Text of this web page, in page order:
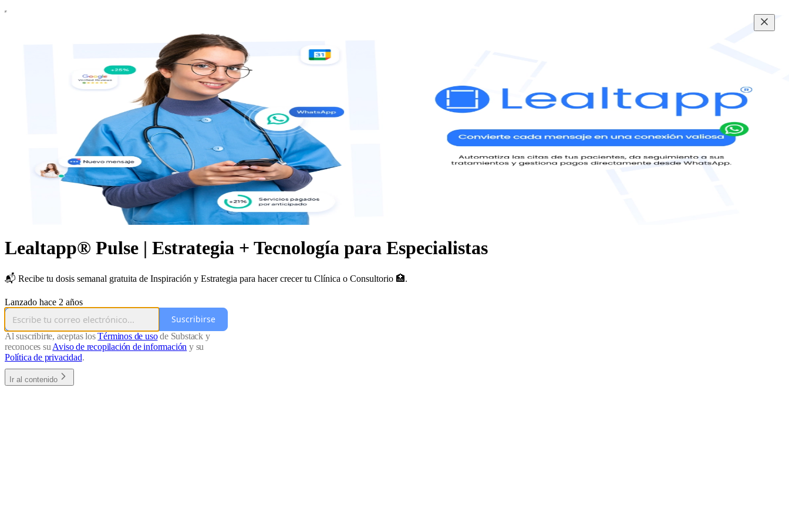
Lealtapp® Pulse | Estrategia + Tecnología para Especialistas
📬 Recibe tu dosis semanal gratuita de Inspiración y Estrategia para hacer crecer tu Clínica o Consultorio 🏥.
Lanzado hace 2 años
Suscribirse
Al suscribirte, aceptas losTérminos de usode Substack y
reconoces su Aviso de recopilación de información y su
Política de privacidad.
Ir al contenido